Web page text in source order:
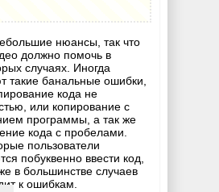
нюансы, так что
должно помочь в
случаях. Иногда
такие банальные ошибки,
кода не
или копирование с
программы, а так же
кода с пробелами.
пользователи
побуквенно ввести код,
в большинстве случаев
к ошибкам.